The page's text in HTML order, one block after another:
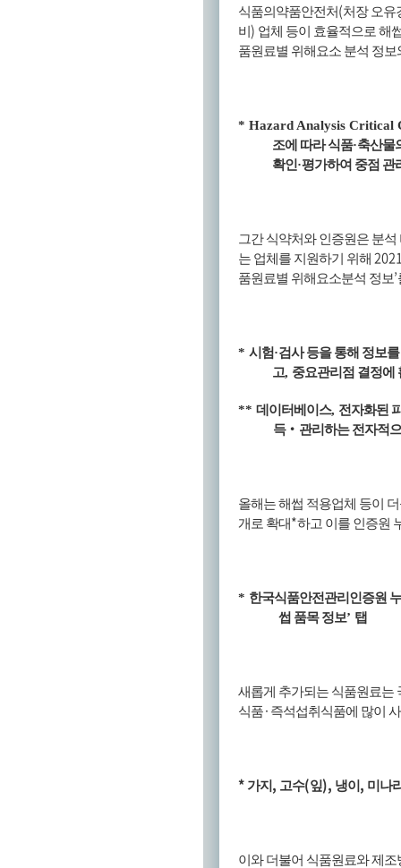
식품의약품안전처(처장 오유
비 ) 업체 등이 효율적으로 해
품원료별 위해요소 분석 정보
* Hazard Analysis Critical
조에 따라 식품·축산물
확인 ·평가하여 중점 관
그간 식약처와 인증원은 분
는 업체를 지원하기 위해
품원료별 위해요소분석 정보’
* 시험·검사 등을 통해 정보
고, 중요관리점 결정에
** 데이터베이스, 전자화된
득‧ 관리하는 전자적
올해는 해썹 적용업체 등이
개로 확대*하고 이를 인증원
* 한국식품안전관리인증원
썹 품목 정보’ 탭
새롭게 추가되는 식품원료는
식품· 즉석섭취식품에 많이
* 가지 , 고수(잎), 냉이 , 미나
이와 더불어 식품원료와 제